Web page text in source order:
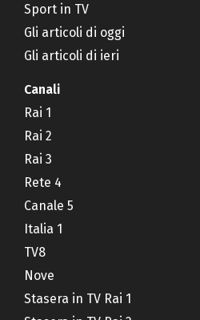
Sport in TV
Gli articoli di oggi
Gli articoli di ieri
Canali
Rai 1
Rai 2
Rai 3
Rete 4
Canale 5
Italia 1
TV8
Nove
Stasera in TV Rai 1